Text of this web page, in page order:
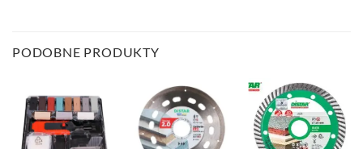
PODOBNE PRODUKTY